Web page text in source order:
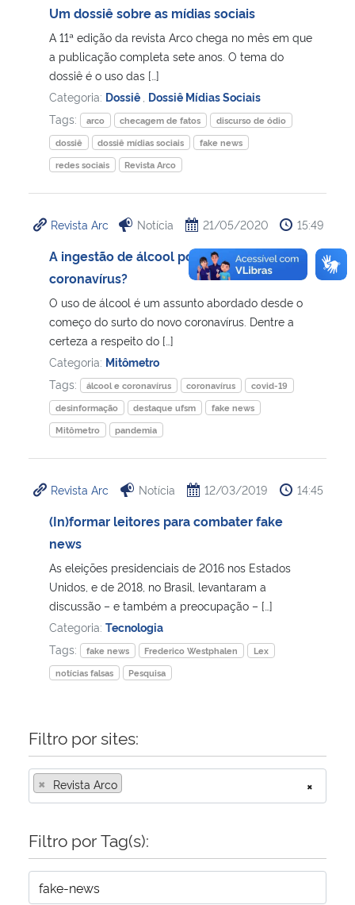
Um dossiê sobre as mídias sociais
A 11ª edição da revista Arco chega no mês em que
a publicação completa sete anos. O tema do
dossiê é o uso das […]
Categoria: Dossiê Dossiê Mídias Sociais
Tags:
arco checagem de fatos
discurso de ódio
dossiê
dossiê mídias sociais
fake news
redes sociais
Revista Arco
Revista Arc Notícia 21/05/2020 15:49
A ingestão de álcool pode matar o
coronavírus?
O uso de álcool é um assunto abordado desde o
começo do surto do novo coronavírus. Dentre a
certeza a respeito do […]
Categoria: Mitômetro
Tags:
álcool e coronavírus coronavírus
covid-19
desinformação
destaque ufsm
fake news
Mitômetro
pandemia
Revista Arc Notícia 12/03/2019 14:45
(In)formar leitores para combater fake
news
As eleições presidenciais de 2016 nos Estados
Unidos, e de 2018, no Brasil, levantaram a
discussão – e também a preocupação – […]
Categoria: Tecnologia
Tags:
fake news Frederico Westphalen
Lex
notícias falsas
Pesquisa
Filtro por sites:
×
× Revista Arco
Filtro por Tag(s):